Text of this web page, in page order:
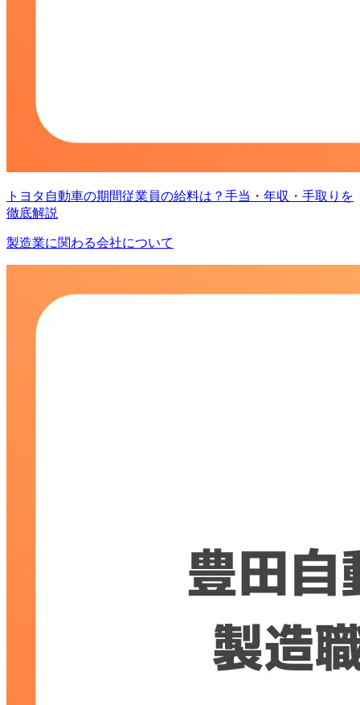
トヨタ自動車の期間従業員の給料は？手当・年収・手取りを
徹底解説
製造業に関わる会社について